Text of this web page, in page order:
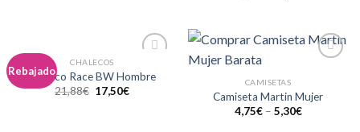
Rebajado
a la
CHALECOS
Chaleco Race BW Hombre
21,88€ 17,50€
lista de
deseos
CAMISETAS
Camiseta Martin Mujer
4,75€– 5,30€